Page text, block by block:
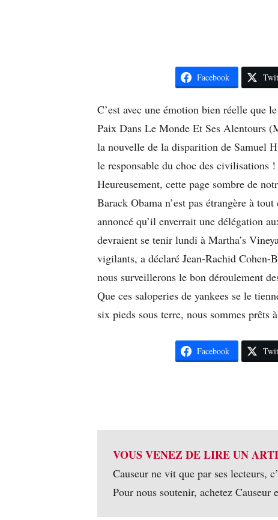
Facebook
C’est avec une émotion bien réelle que
Paix Dans Le Monde Et Ses Alentours
la nouvelle de la disparition de Samuel
le responsable du choc des civilisations
Heureusement, cette page sombre de
Barack Obama n’est pas étrangère à
annoncé qu’il enverrait une délégation
devraient se tenir lundi à Martha’s
vigilants, a déclaré Jean-Rachid
nous surveillerons le bon déroulement
Que ces saloperies de yankees se le
six pieds sous terre, nous sommes prêts
Facebook
VOUS VENEZ DE LIRE UN
Causeur ne vit que par ses lecteurs,
Pour nous soutenir, achetez Causeur